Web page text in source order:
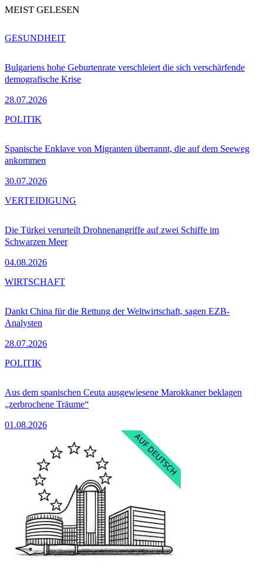
MEIST GELESEN
Bulgariens hohe Geburtenrate verschleiert die sich verschärfende
demografische Krise
28.07.2026
GESUNDHEIT
Spanische Enklave von Migranten überrannt, die auf dem Seeweg
ankommen
30.07.2026
POLITIK
Die Türkei verurteilt Drohnenangriffe auf zwei Schiffe im
Schwarzen Meer
04.08.2026
VERTEIDIGUNG
Dankt China für die Rettung der Weltwirtschaft, sagen EZB-
Analysten
28.07.2026
WIRTSCHAFT
Aus dem spanischen Ceuta ausgewiesene Marokkaner beklagen
„zerbrochene Träume“
01.08.2026
POLITIK